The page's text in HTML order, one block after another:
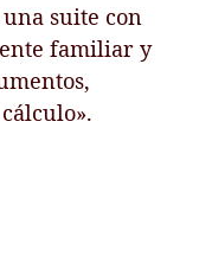
suite con
familiar y